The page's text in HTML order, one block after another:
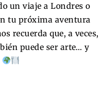
un viaje a Londres o
tu próxima aventura
recuerda que, a veces,
puede ser arte… y